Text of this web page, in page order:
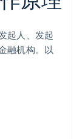
起人、发起
融机构。以